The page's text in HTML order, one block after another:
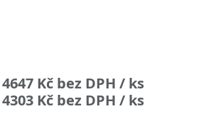
4647 Kč bez DPH / ks
4303 Kč bez DPH / ks